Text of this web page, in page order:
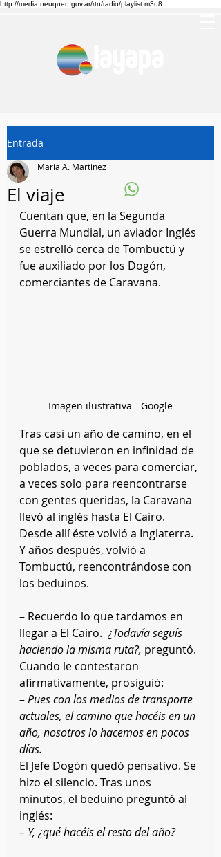
http://media.neuquen.gov.ar/rtn/radio/playlist.m3u8
Entrada
El viaje
Maria A. Martinez
Cuentan que, en la Segunda
Guerra Mundial, un aviador Inglés
se estrelló cerca de Tombuctú y
fue auxiliado por los Dogón,
comerciantes de Caravana.
Imagen ilustrativa - Google
Tras casi un año de camino, en el
que se detuvieron en infinidad de
poblados, a veces para comerciar,
a veces solo para reencontrarse
con gentes queridas, la Caravana
llevó al inglés hasta El Cairo.
Desde allí éste volvió a Inglaterra.
Y años después, volvió a
Tombuctú, reencontrándose con
los beduinos.
– Recuerdo lo que tardamos en
llegar a El Cairo. ¿Todavía seguís
haciendo la misma ruta?, preguntó.
Cuando le contestaron
afirmativamente, prosiguió:
– Pues con los medios de transporte
actuales, el camino que hacéis en un
año, nosotros lo hacemos en pocos
días.
El Jefe Dogón quedó pensativo. Se
hizo el silencio. Tras unos
minutos, el beduino preguntó al
inglés:
– Y, ¿qué hacéis el resto del año?